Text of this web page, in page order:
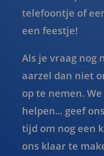
telefoontje of
een feestje!
Als je vraag nog
aarzel dan niet
op te nemen.
helpen... geef
tijd om nog een
ons klaar te